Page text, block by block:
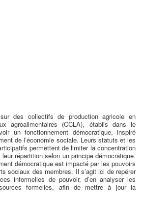
des collectifs de production agricole en
agroalimentaires (CCLA), établis dans le
un fonctionnement démocratique, inspiré
de l’économie sociale. Leurs statuts et les
permettent de limiter la concentration
répartition selon un principe démocratique.
démocratique est impacté par les pouvoirs
sociaux des membres. Il s’agit ici de repérer
informelles de pouvoir, d’en analyser les
formelles, afin de mettre à jour la